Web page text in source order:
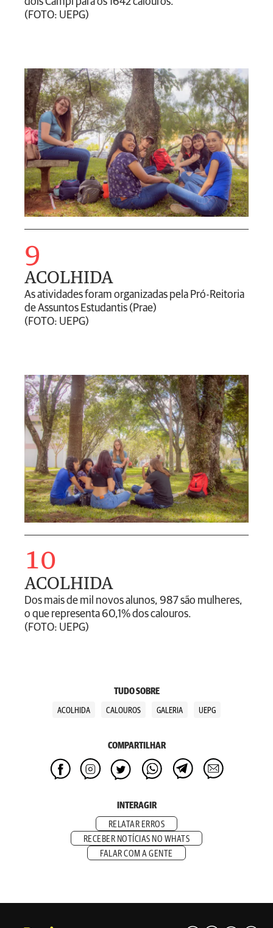
(FOTO: UEPG)
9
ACOLHIDA
As atividades foram organizadas pela Pró-Reitoria
de Assuntos Estudantis (Prae)
(FOTO: UEPG)
10
ACOLHIDA
Dos mais de mil novos alunos, 987 são mulheres,
o que representa 60,1% dos calouros.
(FOTO: UEPG)
TUDO SOBRE
ACOLHIDA CALOUROS GALERIA UEPG
COMPARTILHAR
INTERAGIR
RELATAR ERROS
RECEBER NOTÍCIAS NO WHATS
FALAR COM A GENTE